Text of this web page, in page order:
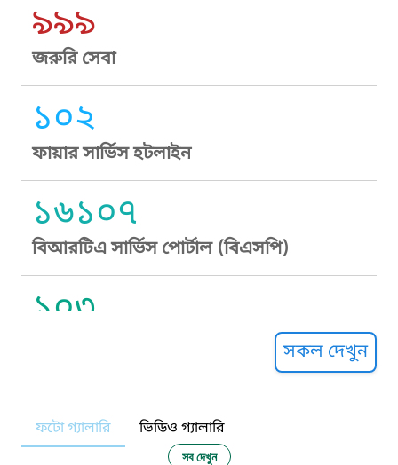
৯৯৯
জরুরি সেবা
১০২
ফায়ার সার্ভিস হটলাইন
১৬১০৭
বিআরটিএ সার্ভিস পোর্টাল (বিএসপি)
১০৩
নারী ও শিশু নির্যাতন প্রতিরোধ
সকল দেখুন
ফটো গ্যালারি ভিডিও গ্যালারি
সব দেখুন